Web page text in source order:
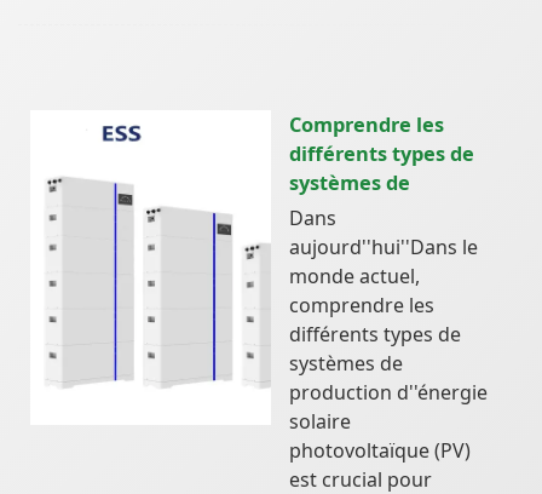
Comprendre les
différents types de
systèmes de
Dans
aujourd''hui''Dans le
monde actuel,
comprendre les
différents types de
systèmes de
production d''énergie
solaire
photovoltaïque (PV)
est crucial pour